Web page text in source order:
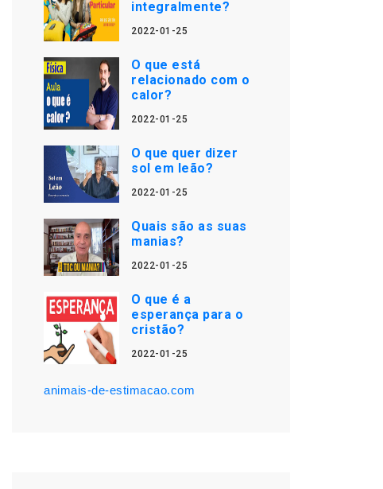
integralmente?
2022-01-25
O que está
relacionado com o
calor?
2022-01-25
O que quer dizer
sol em leão?
2022-01-25
Quais são as suas
manias?
2022-01-25
O que é a
esperança para o
cristão?
2022-01-25
animais-de-estimacao.com